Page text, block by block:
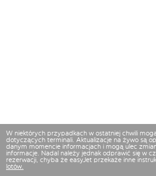
W niektórych przypadkach w ostatniej chwili
dotyczących terminali. Aktualizacje na żywo są
danym momencie informacjach i mogą ulec
informacje. Nadal należy jednak odprawić się w
rezerwacji, chyba że easyJet przekaże inne
lotów.